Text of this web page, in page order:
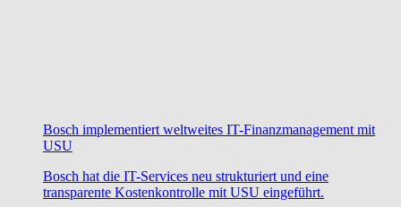
Bosch implementiert weltweites IT-Finanzmanagement mit
USU
Bosch hat die IT-Services neu strukturiert und eine
transparente Kostenkontrolle mit USU eingeführt.